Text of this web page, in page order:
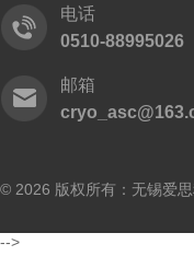
电话
0510-88995026
邮箱
© 2026 版权所有：无锡爱
-->